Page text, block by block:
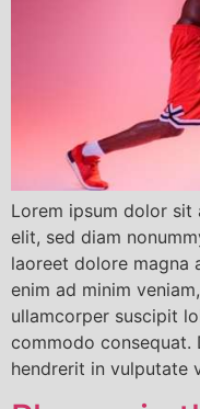
Lorem ipsum dolor sit
elit, sed diam
laoreet dolore magna
enim ad minim
ullamcorper suscipit
commodo consequat.
hendrerit in vulputate